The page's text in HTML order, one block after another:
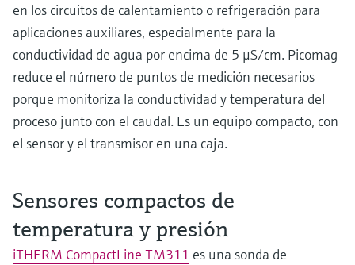
en los circuitos de calentamiento o refrigeración para
aplicaciones auxiliares, especialmente para la
conductividad de agua por encima de 5 μS/cm. Picomag
reduce el número de puntos de medición necesarios
porque monitoriza la conductividad y temperatura del
proceso junto con el caudal. Es un equipo compacto, con
el sensor y el transmisor en una caja.
Sensores compactos de
temperatura y presión
iTHERM CompactLine TM311 es una sonda de